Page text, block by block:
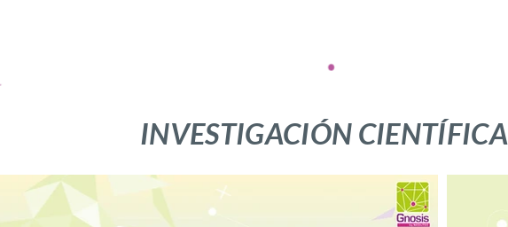
INVESTIGACIÓN CIENTÍFICA